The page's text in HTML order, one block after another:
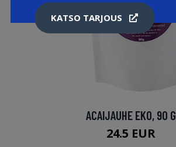
ACAIJAUHE EKO, 90 G
24.5 EUR
KATSO TARJOUS